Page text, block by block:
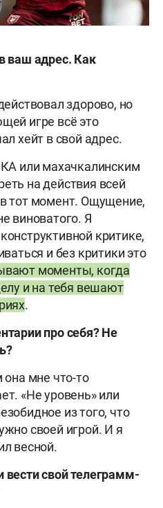
ваш адрес. Как
здорово, но
игре всё это
хейт в свой адрес.
или махачкалинским
на действия всей
тот момент. Ощущение,
виноватого. Я
критике,
и без критики это
моменты, когда
и на тебя вешают
.
про себя? Не
мне что-то
«Не уровень» или
из того, что
своей игрой. И я
весной.
свой телеграмм-